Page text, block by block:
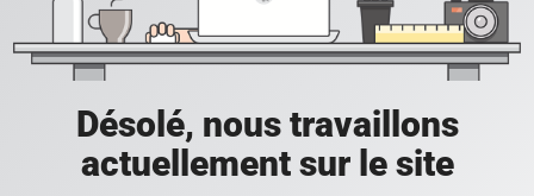
Désolé, nous travaillons
actuellement sur le site